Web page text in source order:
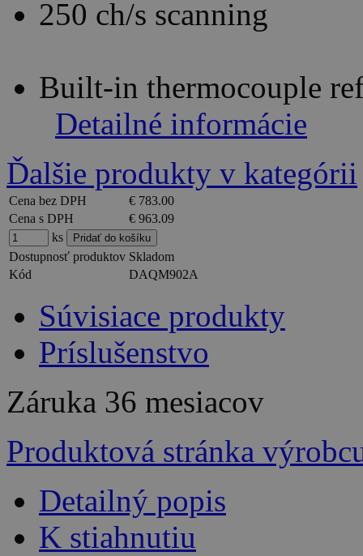
250 ch/s scanning
Built-in thermocouple
Detailné informácie
Ďalšie produkty v kategórii
Cena bez DPH
€ 783.00
Cena s DPH
€ 963.09
ks
Dostupnosť produktov Skladom
Kód
DAQM902A
Súvisiace produkty
Príslušenstvo
Záruka 36 mesiacov
Produktová stránka
Detailný popis
K stiahnutiu